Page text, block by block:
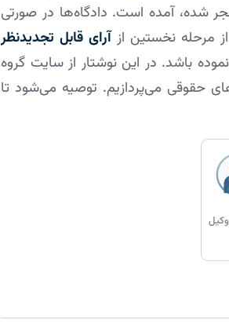
شده، آمده است. دادگاه­‌ها در صورتی
مرحله­ نخستین از آرای قابل تجدیدنظر
باشد. در این نوشتار از سایت گروه
حقوقی می‌پردازیم. توصیه می‌شود تا